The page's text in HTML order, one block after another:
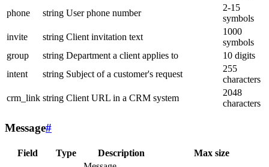
phone
string User phone number
2-15
symbols
invite
string Client invitation text
1000
symbols
group
string Department a client applies to
10 digits
intent
string Subject of a customer's request
255
characters
crm_link string Client URL in a CRM system
2048
characters
Message#
Field Type Description Max size